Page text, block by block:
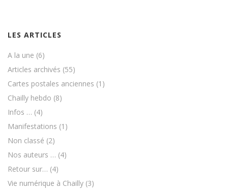
LES ARTICLES
A la une (6)
Articles archivés (55)
Cartes postales anciennes (1)
Chailly hebdo (8)
Infos … (4)
Manifestations (1)
Non classé (2)
Nos auteurs … (4)
Retour sur… (4)
Vie numérique à Chailly (3)